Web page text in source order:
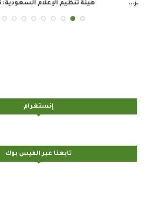
هيئة تنظيم الإعلام السعودية: تيك
إنستغرام
تابعنا عبر الفيس بوك